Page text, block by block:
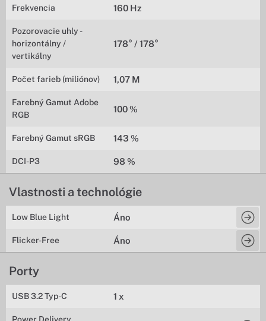
Frekvencia 160 Hz
Pozorovacie uhly -
horizontálny /
vertikálny
178° / 178°
Počet farieb (miliónov) 1,07 M
Farebný Gamut Adobe
RGB
100 %
Farebný Gamut sRGB 143 %
DCI-P3 98 %
Vlastnosti a technológie
Low Blue Light Áno
Flicker-Free Áno
Porty
USB 3.2 Typ-C 1 x